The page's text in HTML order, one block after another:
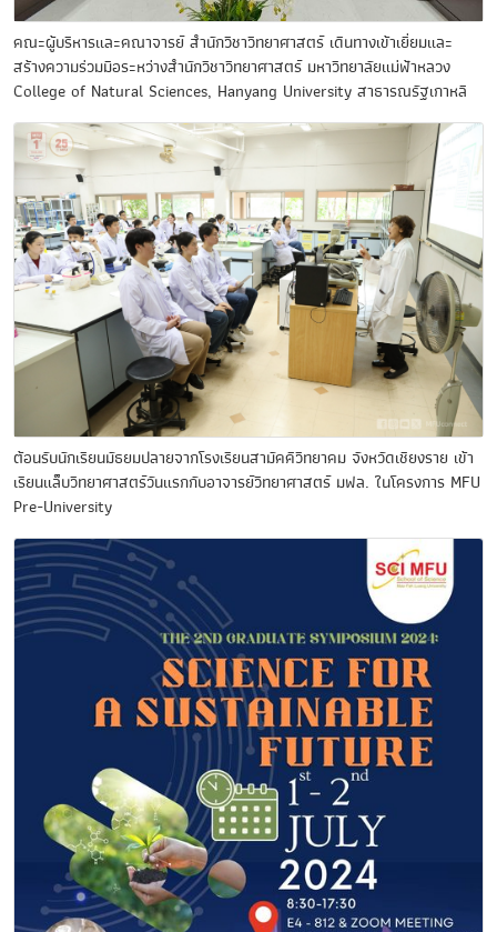
คณะผู้บริหารและคณาจารย์ สำนักวิชาวิทยาศาสตร์ เดินทางเข้าเยี่ยมและ
สร้างความร่วมมือระหว่างสำนักวิชาวิทยาศาสตร์ มหาวิทยาลัยแม่ฟ้าหลวง
College of Natural Sciences, Hanyang University สาธารณรัฐเกาหลี
ต้อนรับนักเรียนมัธยมปลายจากโรงเรียนสามัคคีวิทยาคม จังหวัดเชียงราย เข้า
เรียนแล็บวิทยาศาสตร์วันแรกกับอาจารย์วิทยาศาสตร์ มฟล. ในโครงการ MFU
Pre-University